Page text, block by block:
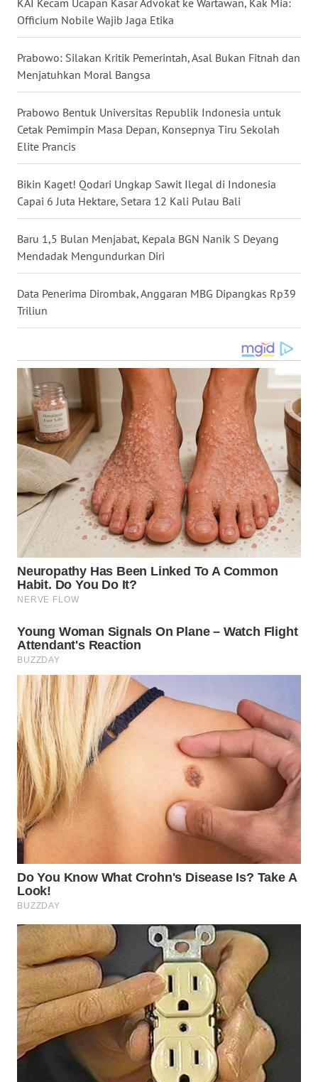
KAI Kecam Ucapan Kasar Advokat ke Wartawan, Kak Mia:
Officium Nobile Wajib Jaga Etika
Prabowo: Silakan Kritik Pemerintah, Asal Bukan Fitnah dan
Menjatuhkan Moral Bangsa
Prabowo Bentuk Universitas Republik Indonesia untuk
Cetak Pemimpin Masa Depan, Konsepnya Tiru Sekolah
Elite Prancis
Bikin Kaget! Qodari Ungkap Sawit Ilegal di Indonesia
Capai 6 Juta Hektare, Setara 12 Kali Pulau Bali
Baru 1,5 Bulan Menjabat, Kepala BGN Nanik S Deyang
Mendadak Mengundurkan Diri
Data Penerima Dirombak, Anggaran MBG Dipangkas Rp39
Triliun
WN
WN
JOGJA
WN
JATIM
BALI
KALBAR
KALTENG
WN
KALSEL
WN
KALTIM
WN
SULSEL
GORONTALO
WN
WN
MALUKU
WN
MALUT
WN
DAIRI
WN
DANAU
TOBA
WN
NIAS
WN
LANGKAT
WN
TAPANULI
SELATAN
WN